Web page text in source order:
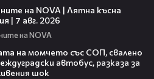
на NOVA | Лятна късна
| 7 авг. 2026
на NOVA
на момчето със СОП, свалено
автобус, разказа за
шок